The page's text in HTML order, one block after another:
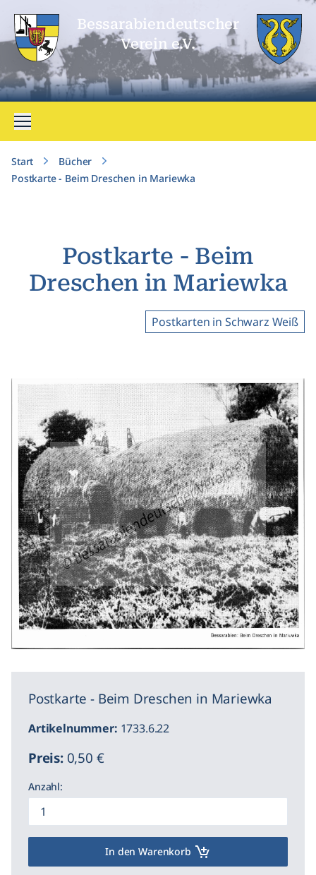
Bessarabien­deutscher
Verein e.V.
Menü öffnen
Start
Bücher
Postkarte - Beim Dreschen in Mariewka
Postkarte - Beim
Dreschen in Mariewka
Postkarten in Schwarz Weiß
Postkarte - Beim Dreschen in Mariewka
Artikelnummer: 1733.6.22
Preis:0,50 €
Anzahl:
In den Warenkorb